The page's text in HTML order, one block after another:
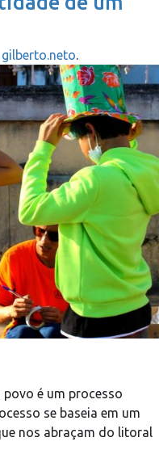
gilberto.neto.
é um processo
se baseia em um
nos abraçam do litoral